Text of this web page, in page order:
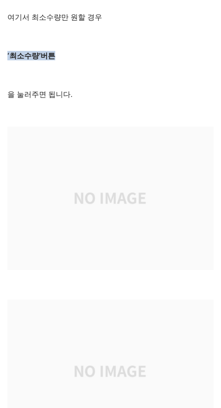
여기서 최소수량만 원할 경우
‘최소수량’버튼
을 눌러주면 됩니다.